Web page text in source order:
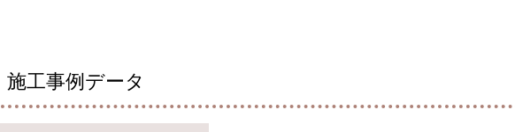
施工事例データ